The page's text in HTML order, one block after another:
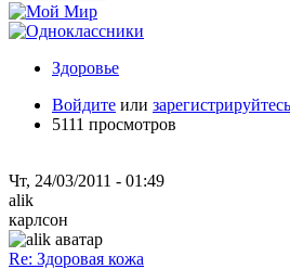
Здоровье
Войдите или зарегистрируйтесь
5111 просмотров
Чт, 24/03/2011 - 01:49
alik
карлсон
Re: Здоровая кожа